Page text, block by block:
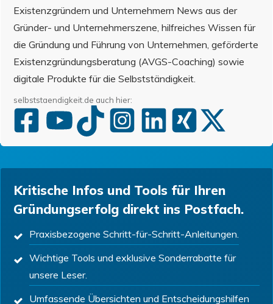
Existenzgründern und Unternehmern News aus der
Gründer- und Unternehmerszene, hilfreiches Wissen für
die Gründung und Führung von Unternehmen, geförderte
Existenzgründungsberatung (AVGS-Coaching) sowie
digitale Produkte für die Selbstständigkeit.
selbststaendigkeit.de auch hier:
Kritische Infos und Tools für Ihren
Gründungserfolg direkt ins Postfach.
Praxisbezogene Schritt-für-Schritt-Anleitungen.
Wichtige Tools und exklusive Sonderrabatte für
unsere Leser.
Umfassende Übersichten und Entscheidungshilfen